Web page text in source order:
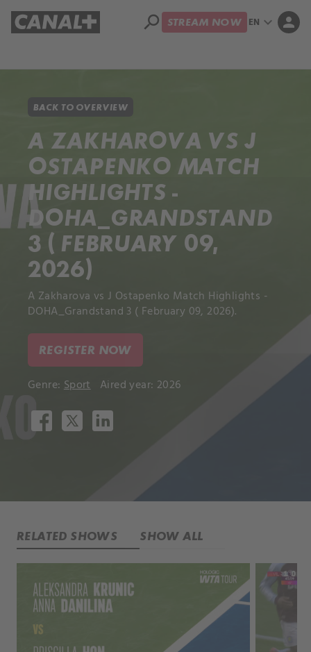
search STREAM NOW EN expand_more person
BACK TO OVERVIEW
A ZAKHAROVA VS J
OSTAPENKO MATCH
HIGHLIGHTS -
DOHA_GRANDSTAND
3 ( FEBRUARY 09,
2026)
A Zakharova vs J Ostapenko Match Highlights -
DOHA_Grandstand 3 ( February 09, 2026).
REGISTER NOW
Genre: Sport Aired year: 2026
RELATED SHOWS SHOW ALL